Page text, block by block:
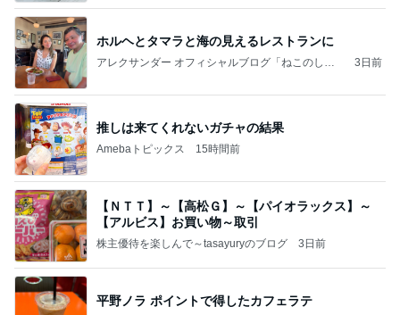
ホルヘとタマラと海の見えるレストランに
アレクサンダー オフィシャルブログ「ねこのしっ
3日前
推しは来てくれないガチャの結果
Amebaトピックス 15時間前
【ＮＴＴ】～【高松Ｇ】～【パイオラックス】～
【アルビス】お買い物～取引
株主優待を楽しんで～tasayuryのブログ 3日前
平野ノラ ポイントで得したカフェラテ